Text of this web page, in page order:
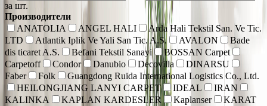
за шт.
Производители
ANATOLIA
ANGEL HALI
Arda Hali Tekstil San. Ve Tic.
LTD
Atlantik Iplik Ve Yali San Tic. A.S. AVALON
Bade
dis ticaret A.S.
Befani Tekstil Sanayi
BOSSAN Carpet
Carpetoff
Condor Danubio Decovilla
DINARSU
Faber
Folk
Guangdong Ruida International Logistics Co., Ltd.
HEILONGJIANG LANYI CARPET
IDEAL
IRAN
KALINKA
KAPLAN KARDESLER Kaplanser
KARAT